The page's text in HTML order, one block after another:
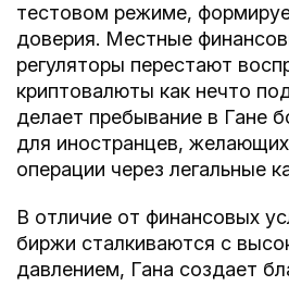
тестовом режиме,
доверия. Местные
регуляторы перестают
криптовалюты как нечто
делает пребывание в Гане
для иностранцев,
операции через легальные
В отличие от финансовых
биржи сталкиваются с
давлением, Гана создает